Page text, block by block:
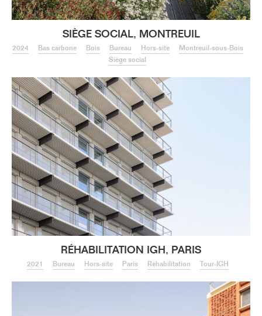
SIÈGE SOCIAL, MONTREUIL
2024 Bas carbone Bois Bureau Hors-site
Montreuil-sous-Bois
Siège social
RÉHABILITATION IGH, PARIS
2021 Bureau Hors-site Paris Réhabilitation Tour-IGH